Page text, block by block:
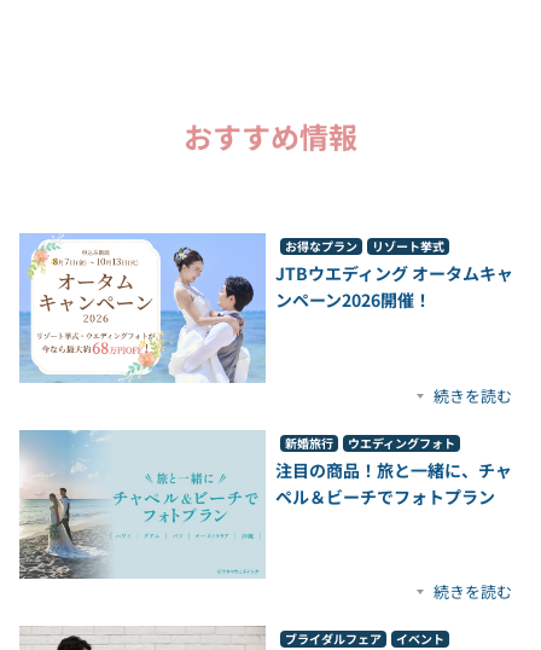
おすすめ情報
お得なプラン リゾート挙式
JTBウエディング オータムキャ
ンペーン2026開催！​
続きを読む
新婚旅行 ウエディングフォト
注目の商品！旅と一緒に、チャ
ペル＆ビーチでフォトプラン
続きを読む
ブライダルフェア イベント